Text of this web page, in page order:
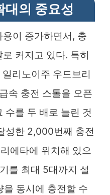
대의 중요성
이 증가하면서, 충
커지고 있다. 특히
리노이주 우드브리
속 충전 스톨을 오픈
수를 두 배로 늘린 것
성한 2,000번째 충전
에타에 위치해 있으
를 최대 5대까지 설
을 동시에 충전할 수